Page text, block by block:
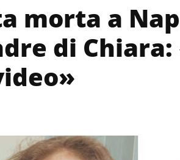
morta a
di